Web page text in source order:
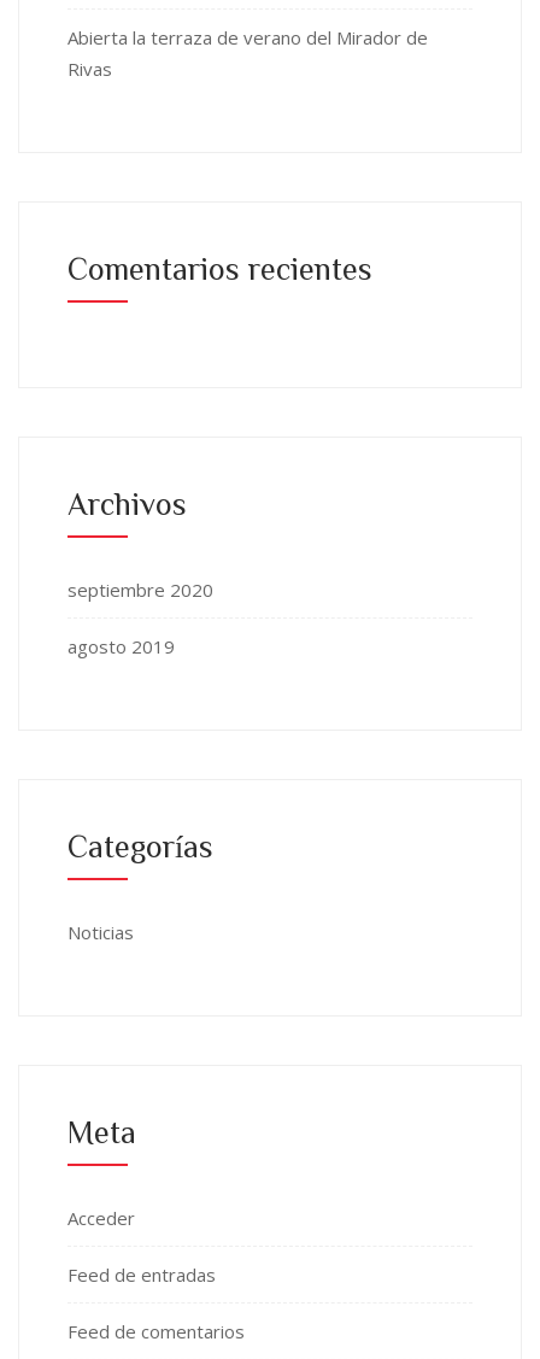
Abierta la terraza de verano del Mirador de
Rivas
Comentarios recientes
Archivos
septiembre 2020
agosto 2019
Categorías
Noticias
Meta
Acceder
Feed de entradas
Feed de comentarios